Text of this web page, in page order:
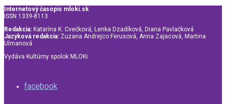
Internetový časopis mloki.sk
ISSN 1339-8113
Redakcia: Katarína K. Cvečková, Lenka Dzadíková, Diana Pavlačková
Jazyková redakcia: Zuzana Andrejco Ferusová, Anna Zajacová, Martina
Ulmanová
Vydáva Kultúrny spolok MLOKi.
facebook